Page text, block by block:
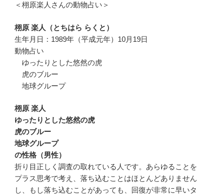
＜栩原楽人さんの動物占い＞
栩原 楽人（とちはら らくと）
生年月日：1989年（平成元年）10月19日
動物占い
ゆったりとした悠然の虎
虎のブルー
地球グループ
栩原 楽人
ゆったりとした悠然の虎
虎のブルー
地球グループ
の性格（男性）
折り目正しく調査の取れている人です。あらゆることを
プラス思考で考え、落ち込むことはほとんどありません
し、もし落ち込むことがあっても、回復が非常に早いタ